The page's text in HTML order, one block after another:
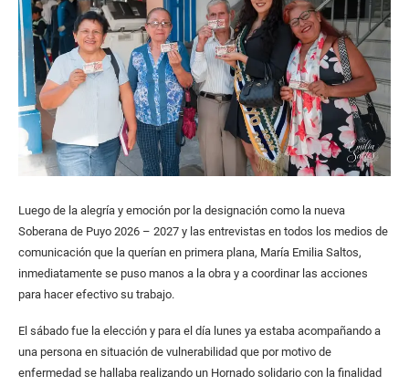
Luego de la alegría y emoción por la designación como la nueva
Soberana de Puyo 2026 – 2027 y las entrevistas en todos los medios de
comunicación que la querían en primera plana, María Emilia Saltos,
inmediatamente se puso manos a la obra y a coordinar las acciones
para hacer efectivo su trabajo.
El sábado fue la elección y para el día lunes ya estaba acompañando a
una persona en situación de vulnerabilidad que por motivo de
enfermedad se hallaba realizando un Hornado solidario con la finalidad